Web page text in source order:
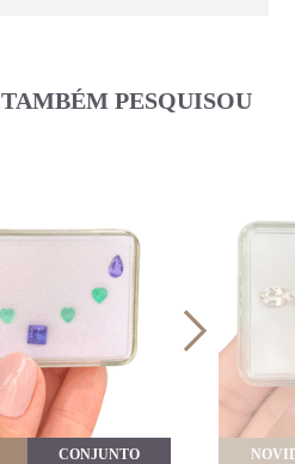
TAMBÉM PESQUISOU
CONJUNTO